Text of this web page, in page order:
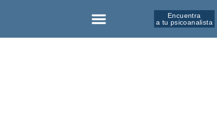
Encuentra
a tu psicoanalista